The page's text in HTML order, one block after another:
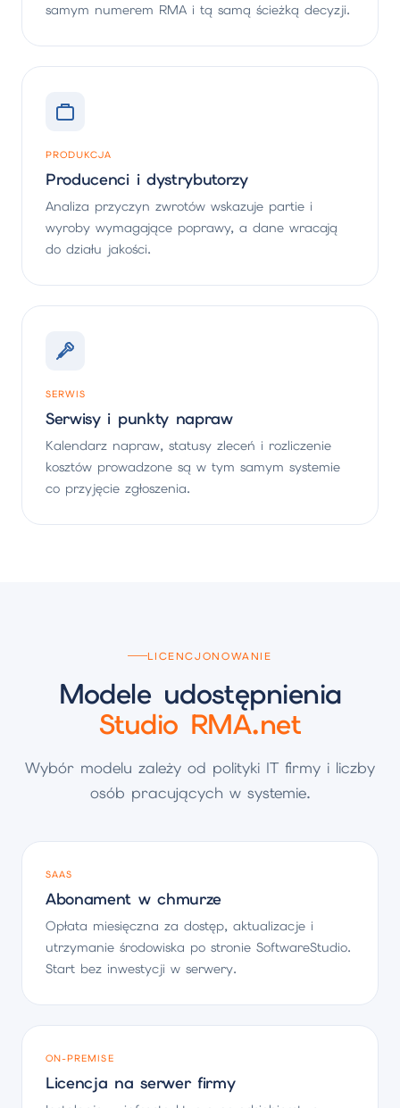
samym numerem RMA i tą samą ścieżką decyzji.
PRODUKCJA
Producenci i dystrybutorzy
Analiza przyczyn zwrotów wskazuje partie i
wyroby wymagające poprawy, a dane wracają
do działu jakości.
SERWIS
Serwisy i punkty napraw
Kalendarz napraw, statusy zleceń i rozliczenie
kosztów prowadzone są w tym samym systemie
co przyjęcie zgłoszenia.
LICENCJONOWANIE
Modele udostępnienia
Studio RMA.net
Wybór modelu zależy od polityki IT firmy i liczby
osób pracujących w systemie.
SAAS
Abonament w chmurze
Opłata miesięczna za dostęp, aktualizacje i
utrzymanie środowiska po stronie SoftwareStudio.
Start bez inwestycji w serwery.
ON-PREMISE
Licencja na serwer firmy